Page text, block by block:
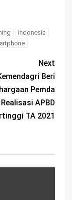
indonesia
Next
Beri
Pemda
APBD
TA 2021